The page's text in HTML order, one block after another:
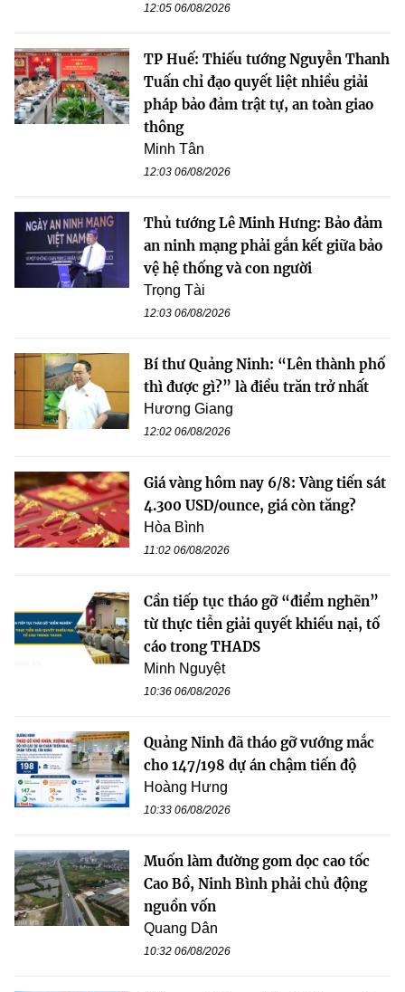
12:05 06/08/2026
TP Huế: Thiếu tướng Nguyễn Thanh
Tuấn chỉ đạo quyết liệt nhiều giải
pháp bảo đảm trật tự, an toàn giao
thông
Minh Tân
12:03 06/08/2026
Thủ tướng Lê Minh Hưng: Bảo đảm
an ninh mạng phải gắn kết giữa bảo
vệ hệ thống và con người
Trọng Tài
12:03 06/08/2026
Bí thư Quảng Ninh: “Lên thành phố
thì được gì?” là điều trăn trở nhất
Hương Giang
12:02 06/08/2026
Giá vàng hôm nay 6/8: Vàng tiến sát
4.300 USD/ounce, giá còn tăng?
Hòa Bình
11:02 06/08/2026
Cần tiếp tục tháo gỡ “điểm nghẽn”
từ thực tiễn giải quyết khiếu nại, tố
cáo trong THADS
Minh Nguyệt
10:36 06/08/2026
Quảng Ninh đã tháo gỡ vướng mắc
cho 147/198 dự án chậm tiến độ
Hoàng Hưng
10:33 06/08/2026
Muốn làm đường gom dọc cao tốc
Cao Bồ, Ninh Bình phải chủ động
nguồn vốn
Quang Dân
10:32 06/08/2026